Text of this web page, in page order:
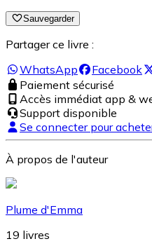
Sauvegarder
Partager ce livre :
WhatsApp
Facebook
Paiement sécurisé
Accès immédiat app &
Support disponible
Se connecter pour
À propos de l'auteur
Plume d'Emma
19 livres